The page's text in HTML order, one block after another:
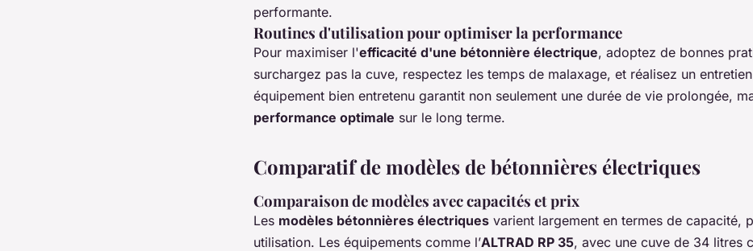
performante.
Routines d'utilisation pour optimiser la performance
Pour maximiser l'efficacité d'une bétonnière électrique, adoptez de bonnes
surchargez pas la cuve, respectez les temps de malaxage, et réalisez un
équipement bien entretenu garantit non seulement une durée de vie prolongée,
performance optimale sur le long terme.
Comparatif de modèles de bétonnières électriques
Comparaison de modèles avec capacités et prix
Les modèles bétonnières électriques varient largement en termes de capacité,
utilisation. Les équipements comme l’ALTRAD RP 35, avec une cuve de 34 litres